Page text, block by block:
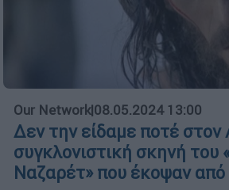
Our Network|08.05.2024 13:00
Δεν την είδαμε ποτέ στον
συγκλονιστική σκηνή του
Ναζαρέτ» που έκοψαν